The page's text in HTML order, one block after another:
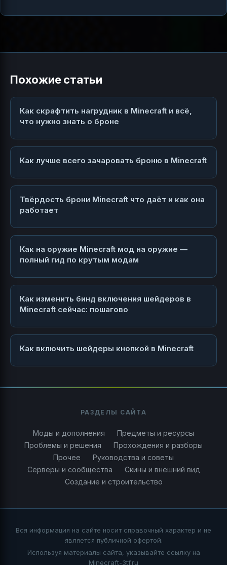
Похожие статьи
Как скрафтить нагрудник в Minecraft и всё,
что нужно знать о броне
Как лучше всего зачаровать броню в Minecraft
Твёрдость брони Minecraft что даёт и как она
работает
Как на оружие Minecraft мод на оружие —
полный гид по крутым модам
Как изменить бинд включения шейдеров в
Minecraft сейчас: пошагово
Как включить шейдеры кнопкой в Minecraft
РАЗДЕЛЫ САЙТА
Моды и дополнения
Предметы и ресурсы
Проблемы и решения
Прохождения и разборы
Прочее
Руководства и советы
Серверы и сообщества
Скины и внешний вид
Создание и строительство
Вся информация на сайте носит справочный характер и не
является публичной офертой.
Используя материалы сайта, указывайте ссылку на
Minecraft-3tf.ru